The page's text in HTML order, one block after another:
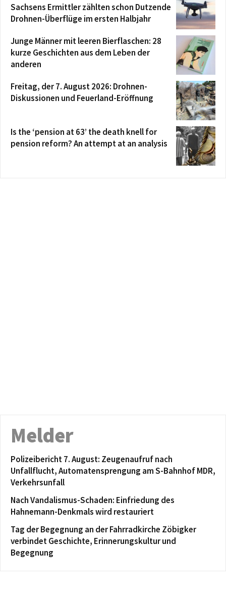
Sachsens Ermittler zählten schon Dutzende
Drohnen-Überflüge im ersten Halbjahr
Junge Männer mit leeren Bierflaschen: 28
kurze Geschichten aus dem Leben der
anderen
Freitag, der 7. August 2026: Drohnen-
Diskussionen und Feuerland-Eröffnung
Is the ‘pension at 63’ the death knell for
pension reform? An attempt at an analysis
Melder
Polizeibericht 7. August: Zeugenaufruf nach
Unfallflucht, Automatensprengung am S-Bahnhof MDR,
Verkehrsunfall
Nach Vandalismus-Schaden: Einfriedung des
Hahnemann-Denkmals wird restauriert
Tag der Begegnung an der Fahrradkirche Zöbigker
verbindet Geschichte, Erinnerungskultur und
Begegnung